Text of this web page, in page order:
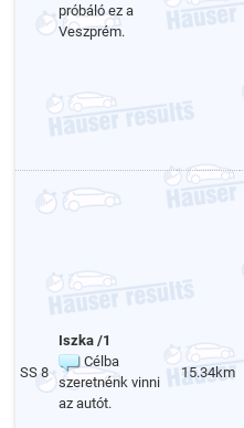
próbáló ez a
Veszprém.
SS 8
Iszka /1
Célba
szeretnénk vinni
az autót.
15.34km